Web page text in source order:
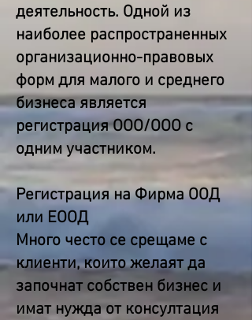
деятельность. Одной из
наиболее распространенных
организационно-правовых
форм для малого и среднего
бизнеса является
регистрация ООО/ООО с
одним участником.
Регистрация на Фирма ООД
или ЕООД
Много често се срещаме с
клиенти, които желаят да
започнат собствен бизнес и
имат нужда от консултация